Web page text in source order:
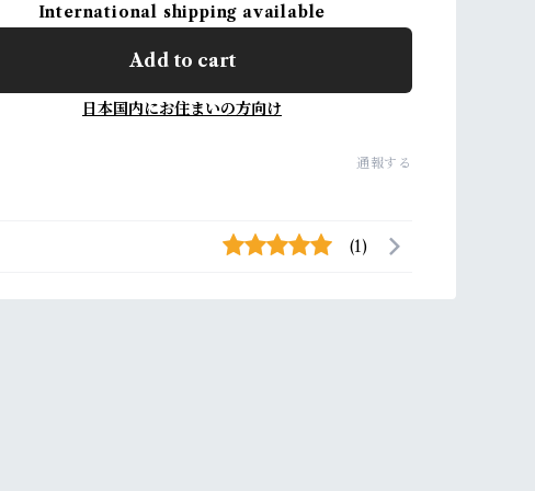
International shipping available
Add to cart
日本国内にお住まいの方向け
通報する
(1)